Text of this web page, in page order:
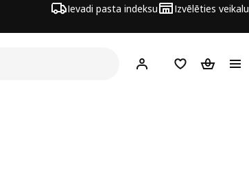
Ievadi pasta indeksu Izvēlēties veikalu
Hej! Pierakstīties
PirkumuPirkumu